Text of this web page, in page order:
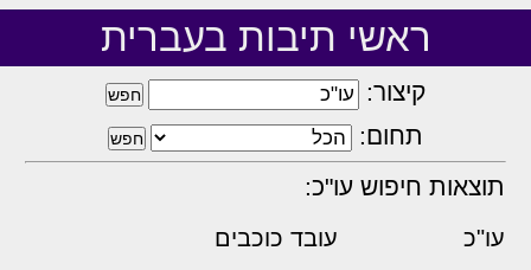
ראשי תיבות בעברית
קיצור:
תחום:
תוצאות חיפוש עו"כ:
עו"כ עובד כוכבים